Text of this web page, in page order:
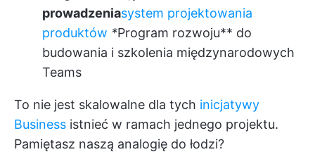
prowadzeniasystem projektowania
produktów *Program rozwoju** do
budowania i szkolenia międzynarodowych
Teams
To nie jest skalowalne dla tych inicjatywy
Business istnieć w ramach jednego projektu.
Pamiętasz naszą analogię do łodzi?